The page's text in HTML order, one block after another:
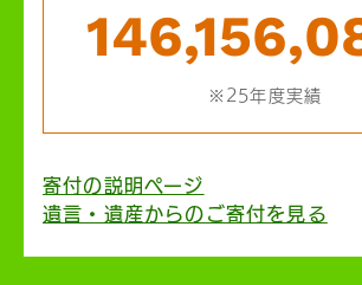
※25年度実績
寄付の説明ページ
遺言・遺産からのご寄付を見る